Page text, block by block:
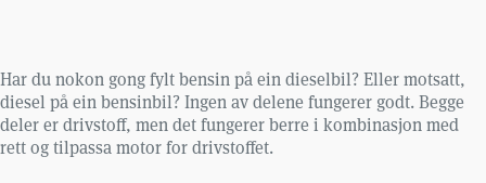
Har du nokon gong fylt bensin på ein dieselbil? Eller motsatt,
diesel på ein bensinbil? Ingen av delene fungerer godt. Begge
deler er drivstoff, men det fungerer berre i kombinasjon med
rett og tilpassa motor for drivstoffet.